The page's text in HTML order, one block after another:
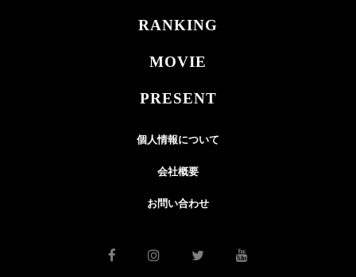
RANKING
MOVIE
PRESENT
個人情報について
会社概要
お問い合わせ